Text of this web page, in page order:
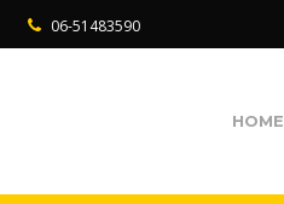
06-51483590
HOME